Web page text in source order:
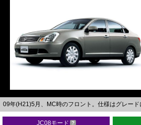
09年(H21)5月、MC時のフロント。仕様はグレー
JC08モード